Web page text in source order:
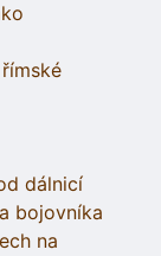
dálnicí
bojovníka
na